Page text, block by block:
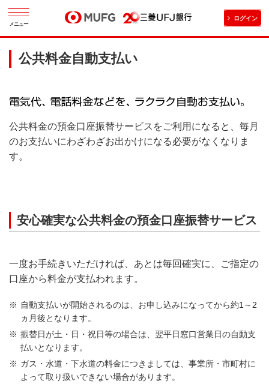
メニュー
ログイン
公共料金自動支払い
公共料金の預金口座振替サービスをご利用になると、毎月
のお支払いにわざわざお出かけになる必要がなくなりま
す。
安心確実な公共料金の預金口座振替サービス
一度お手続きいただければ、あとは毎回確実に、ご指定の
口座から料金が支払われます。
自動支払いが開始されるのは、お申し込みになってから約1～2
ヵ月後となります。
振替日が土・日・祝日等の場合は、翌平日窓口営業日の自動支
払いとなります。
ガス・水道・下水道の料金につきましては、事業所・市町村に
よって取り扱いできない場合があります。